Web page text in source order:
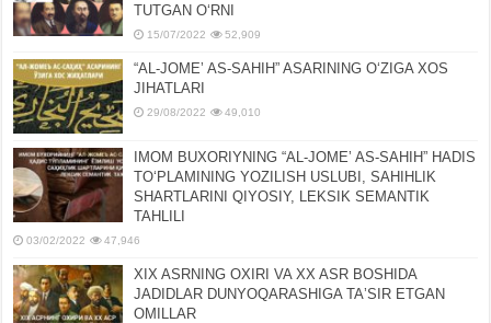
TUTGAN OʻRNI
15/07/2022 52,909
“AL-JOMEʼ AS-SAHIH” ASARINING OʻZIGA XOS
JIHATLARI
29/08/2022 49,010
IMOM BUXORIYNING “AL-JOMEʼ AS-SAHIH” HADIS
TOʻPLAMINING YOZILISH USLUBI, SAHIHLIK
SHARTLARINI QIYOSIY, LЕKSIK SЕMANTIK
TAHLILI
03/02/2022 47,946
XIX ASRNING OXIRI VA XX ASR BOSHIDA
JADIDLAR DUNYOQARASHIGA TAʼSIR ETGAN
OMILLAR